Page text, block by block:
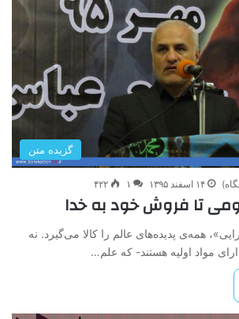
گزیده متن
۱۴ اسفند ۱۳۹۵ ۱ ۴۲۲
تا فروش خود به خدا
همه‌ی پدیده‌های عالم را کالا می‌گیرد. نه
مواد اولیه هستند- که علم…